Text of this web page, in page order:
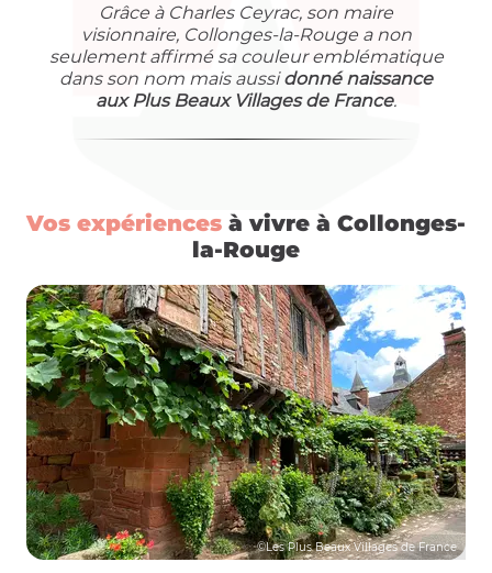
Grâce à Charles Ceyrac, son maire
visionnaire, Collonges-la-Rouge a non
seulement affirmé sa couleur emblématique
dans son nom mais aussidonné naissance
aux Plus Beaux Villages de France.
Vos expériences à vivre à Collonges-
la-Rouge
©Les Plus Beaux Villages de France